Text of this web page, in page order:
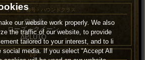
ーヤー名・称号・ハウンドクラス
ウルド
ローズ・クイーン
ΔPLUTO
EP
our website work properly. We also
the traffic of our website, to provide
tailored to your interest, and to li
social media. If you select “Accept All